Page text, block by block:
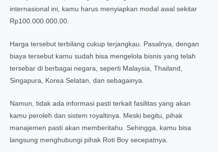
internasional ini, kamu harus menyiapkan modal awal sekitar
Rp100.000.000,00.
Harga tersebut terbilang cukup terjangkau. Pasalnya, dengan
biaya tersebut kamu sudah bisa mengelola bisnis yang telah
tersebar di berbagai negara, seperti Malaysia, Thailand,
Singapura, Korea Selatan, dan sebagainya.
Namun, tidak ada informasi pasti terkait fasilitas yang akan
kamu peroleh dan sistem royaltinya. Meski begitu, pihak
manajemen pasti akan memberitahu. Sehingga, kamu bisa
langsung menghubungi pihak Roti Boy secepatnya.